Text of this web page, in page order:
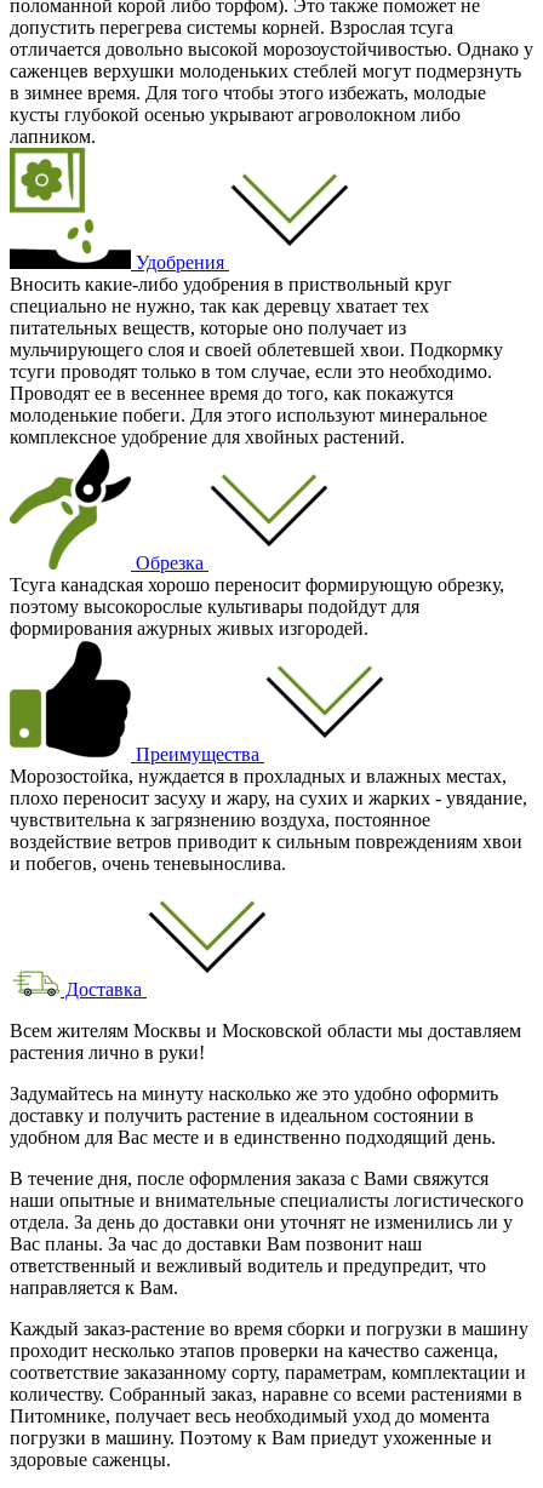
поломанной корой либо торфом). Это также поможет не
допустить перегрева системы корней. Взрослая тсуга
отличается довольно высокой морозоустойчивостью. Однако у
саженцев верхушки молоденьких стеблей могут подмерзнуть
в зимнее время. Для того чтобы этого избежать, молодые
кусты глубокой осенью укрывают агроволокном либо
лапником.
Удобрения
Вносить какие-либо удобрения в приствольный круг
специально не нужно, так как деревцу хватает тех
питательных веществ, которые оно получает из
мульчирующего слоя и своей облетевшей хвои. Подкормку
тсуги проводят только в том случае, если это необходимо.
Проводят ее в весеннее время до того, как покажутся
молоденькие побеги. Для этого используют минеральное
комплексное удобрение для хвойных растений.
Обрезка
Тсуга канадская хорошо переносит формирующую обрезку,
поэтому высокорослые культивары подойдут для
формирования ажурных живых изгородей.
Преимущества
Морозостойка, нуждается в прохладных и влажных местах,
плохо переносит засуху и жару, на сухих и жарких - увядание,
чувствительна к загрязнению воздуха, постоянное
воздействие ветров приводит к сильным повреждениям хвои
и побегов, очень теневынослива.
Доставка
Всем жителям Москвы и Московской области мы доставляем
растения лично в руки!
Задумайтесь на минуту насколько же это удобно оформить
доставку и получить растение в идеальном состоянии в
удобном для Вас месте и в единственно подходящий день.
В течение дня, после оформления заказа с Вами свяжутся
наши опытные и внимательные специалисты логистического
отдела. За день до доставки они уточнят не изменились ли у
Вас планы. За час до доставки Вам позвонит наш
ответственный и вежливый водитель и предупредит, что
направляется к Вам.
Каждый заказ-растение во время сборки и погрузки в машину
проходит несколько этапов проверки на качество саженца,
соответствие заказанному сорту, параметрам, комплектации и
количеству. Собранный заказ, наравне со всеми растениями в
Питомнике, получает весь необходимый уход до момента
погрузки в машину. Поэтому к Вам приедут ухоженные и
здоровые саженцы.